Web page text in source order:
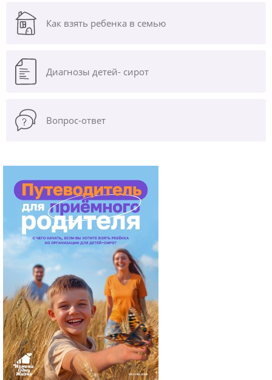
Как взять ребенка в семью
Диагнозы детей- сирот
Вопрос-ответ